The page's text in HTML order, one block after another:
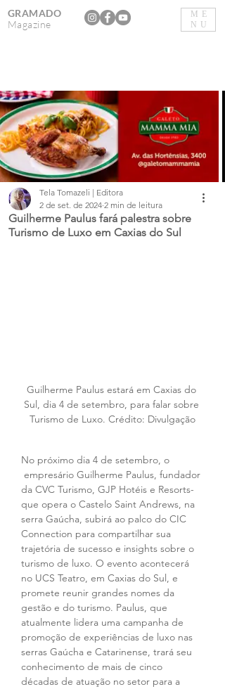
ME
NU
GRAMADO
Magazine
Guilherme Paulus fará palestra sobre
Turismo de Luxo em Caxias do Sul
Tela Tomazeli | Editora
2 de set. de 2024 2 min de leitura
Guilherme Paulus estará em Caxias do
Sul, dia 4 de setembro, para falar sobre
Turismo de Luxo. Crédito: Divulgação
No próximo dia 4 de setembro, o
empresário Guilherme Paulus, fundador
da CVC Turismo, GJP Hotéis e Resorts-
que opera o Castelo Saint Andrews, na
serra Gaúcha, subirá ao palco do CIC
Connection para compartilhar sua
trajetória de sucesso e insights sobre o
turismo de luxo. O evento acontecerá
no UCS Teatro, em Caxias do Sul, e
promete reunir grandes nomes da
gestão e do turismo. Paulus, que
atualmente lidera uma campanha de
promoção de experiências de luxo nas
serras Gaúcha e Catarinense, trará seu
conhecimento de mais de cinco
décadas de atuação no setor para a